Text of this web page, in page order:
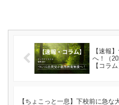
【速報
へ！（
【コラム
【ちょこっと一息】下校前に急な